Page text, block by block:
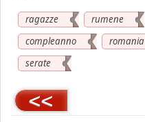
ragazze rumene
compleanno
romania
serate
<<